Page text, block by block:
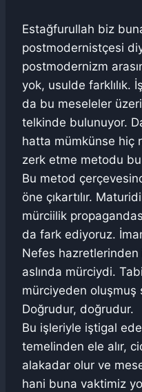
Estağfurullah biz
postmodernistçesi
postmodernizm
yok, usulde farklılık.
da bu meseleler
telkinde bulunuyor.
hatta mümkünse hiç
zerk etme metodu
Bu metod
öne çıkartılır.
mürciilik
da fark ediyoruz.
Nefes
aslında mürciydi.
mürciyeden oluşmuş
Doğrudur, doğrudur.
Bu işleriyle iştigal
temelinden ele alır,
alakadar olur ve
hani buna vaktimiz